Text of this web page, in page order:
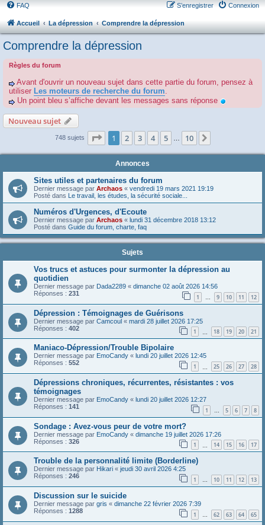
FAQ Connexion
S’enregistrer
Accueil La dépression Comprendre la dépression
Comprendre la dépression
Règles du forum
Avant d'ouvrir un nouveau sujet dans cette partie du forum, pensez à
utiliser Les moteurs de recherche du forum.
Un point bleu s’affiche devant les messages sans réponse
Nouveau sujet
748 sujets Page 1sur10
1 2 3 4 5 10
Annonces
Sites utiles et partenaires du forum
Dernier message par Archaos « vendredi 19 mars 2021 19:19
Posté dans Le travail, les études, la sécurité sociale...
Numéros d'Urgences, d'Ecoute
Dernier message par Archaos « lundi 31 décembre 2018 13:12
Posté dans Guide du forum, charte, faq
Sujets
Vos trucs et astuces pour surmonter la dépression au
quotidien
Dernier message par Dada2289 « dimanche 02 août 2026 14:56
Réponses : 231 1 … 9 10 11 12
Dépression : Témoignages de Guérisons
Dernier message par Camcoul « mardi 28 juillet 2026 17:25
Réponses : 402 1 18 19 20 21
Maniaco-Dépression/Trouble Bipolaire
Dernier message par EmoCandy « lundi 20 juillet 2026 12:45
Réponses : 552 1 25 26 27 28
Dépressions chroniques, récurrentes, résistantes : vos
témoignages
Dernier message par EmoCandy « lundi 20 juillet 2026 12:27
Réponses : 141 1 … 5 6 7 8
Sondage : Avez-vous peur de votre mort?
Dernier message par EmoCandy « dimanche 19 juillet 2026 17:26
Réponses : 326 1 14 15 16 17
Trouble de la personnalité limite (Borderline)
Dernier message par Hikari « jeudi 30 avril 2026 4:25
Réponses : 246 1 … 10 11 12 13
Discussion sur le suicide
Dernier message par gris « dimanche 22 février 2026 7:39
Réponses : 1288 1 … 62 63 64 65